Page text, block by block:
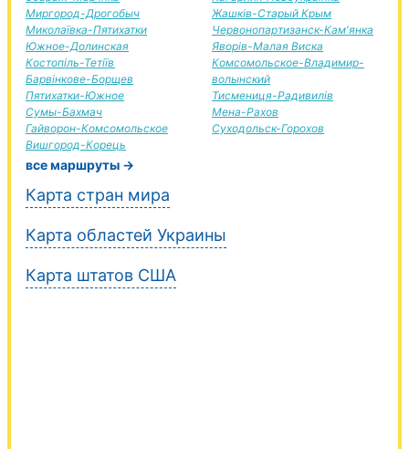
Миргород-Дрогобыч
Миколаївка-Пятихатки
Южное-Долинская
Костопіль-Тетіїв
Барвінкове-Борщев
Пятихатки-Южное
Сумы-Бахмач
Гайворон-Комсомольское
Вишгород-Корець
Жашків-Старый Крым
Червонопартизанск-Кам'янка
Яворів-Малая Виска
Комсомольское-Владимир-
волынский
Тисмениця-Радивилів
Мена-Рахов
Суходольск-Горохов
все маршруты →
Карта стран мира
Карта областей Украины
Карта штатов США